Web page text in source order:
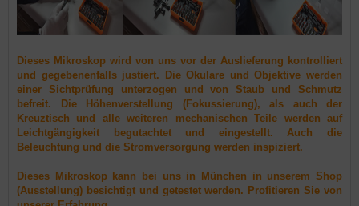
Dieses Mikroskop wird von uns vor der Auslieferung kontrolliert
und gegebenenfalls justiert. Die Okulare und Objektive werden
einer Sichtprüfung unterzogen und von Staub und Schmutz
befreit. Die Höhenverstellung (Fokussierung), als auch der
Kreuztisch und alle weiteren mechanischen Teile werden auf
Leichtgängigkeit begutachtet und eingestellt. Auch die
Beleuchtung und die Stromversorgung werden inspiziert.
Dieses Mikroskop kann bei uns in München in unserem Shop
(Ausstellung) besichtigt und getestet werden. Profitieren Sie von